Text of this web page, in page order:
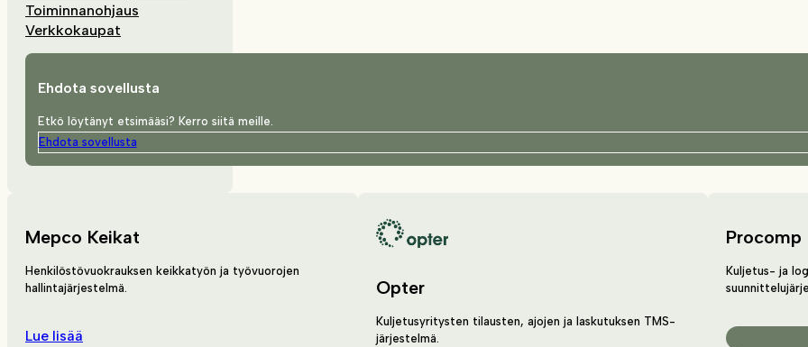
Toiminnanohjaus
Verkkokaupat
Ehdota sovellusta
Etkö löytänyt etsimääsi? Kerro siitä meille.
Ehdota sovellusta
Mepco Keikat
Henkilöstövuokrauksen keikkatyön ja työvuorojen
hallintajärjestelmä.
Lue lisää
Opter
Kuljetusyritysten tilausten, ajojen ja laskutuksen TMS-
järjestelmä.
Procomp
Kuljetus- ja